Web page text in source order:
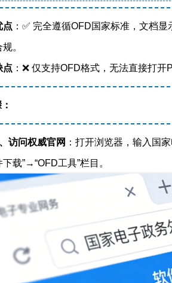
点 ：✅ 完全遵循OFD国家标准，文档
。
点 ：❌ 仅支持OFD格式，无法直接打开
访问权威官网 ：打开浏览器，输入国
下载”→“OFD工具”栏目。